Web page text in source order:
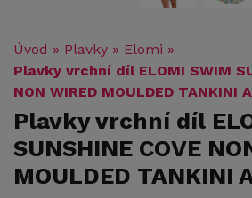
Úvod » Plavky » Elomi »
Plavky vrchní díl ELOMI SWIM
NON WIRED MOULDED TANKINI
Plavky vrchní díl
SUNSHINE COVE
MOULDED TANKINI